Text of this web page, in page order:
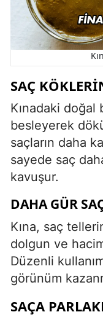
SAÇ
Kınadaki
besleyerek
saçların daha
sayede saç
kavuşur.
DAHA GÜR
Kına, saç
dolgun ve
Düzenli
görünüm
SAÇA